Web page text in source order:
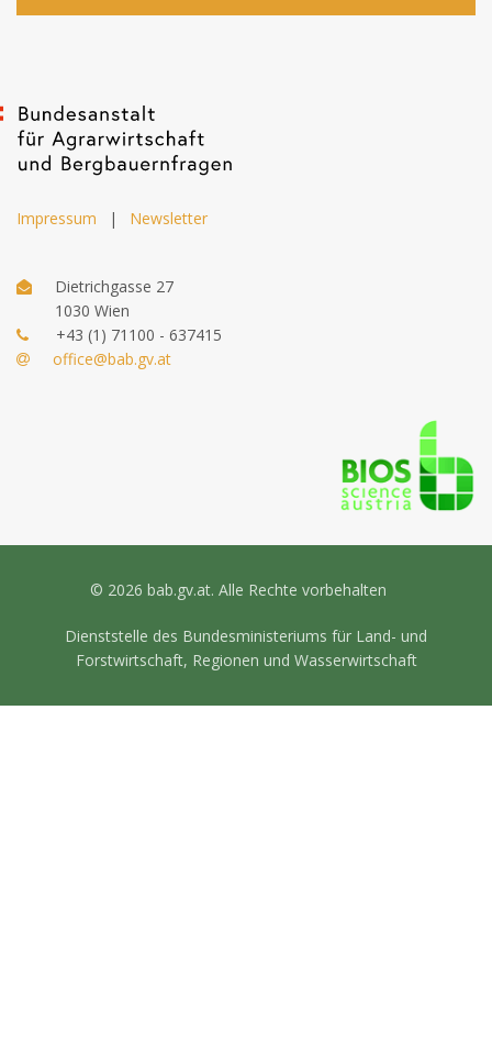
Impressum | Newsletter
Dietrichgasse 27
1030 Wien
+43 (1) 71100 - 637415
office@bab.gv.at
© 2026 bab.gv.at. Alle Rechte vorbehalten
Dienststelle des Bundesministeriums für Land- und
Forstwirtschaft, Regionen und Wasserwirtschaft